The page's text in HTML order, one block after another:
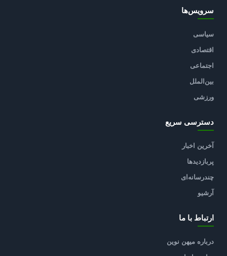
سرویس‌ها
سیاسی
اقتصادی
اجتماعی
بین‌الملل
ورزشی
دسترسی سریع
آخرین اخبار
پربازدیدها
چندرسانه‌ای
آرشیو
ارتباط با ما
درباره میهن نوین